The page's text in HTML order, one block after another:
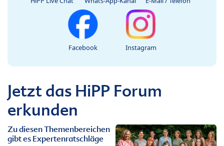
Facebook Instagram
Jetzt das HiPP Forum
erkunden
Zu diesen Themenbereichen
gibt es Expertenratschläge